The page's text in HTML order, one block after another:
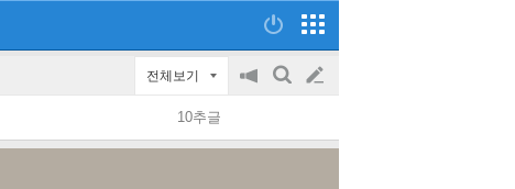
전체보기
공
on/off
검
글
쓰
10추글